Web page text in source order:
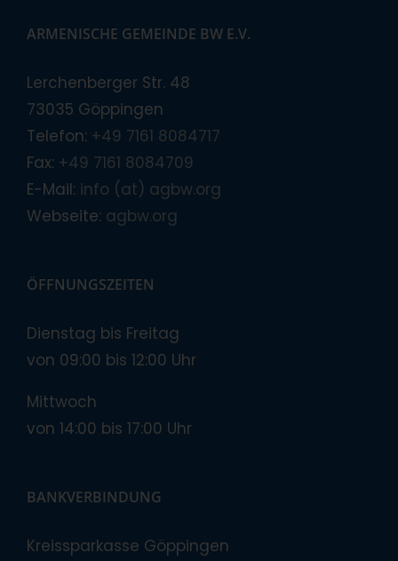
ARMENISCHE GEMEINDE BW E.V.
Lerchenberger Str. 48
73035 Göppingen
Telefon: +49 7161 8084717
Fax: +49 7161 8084709
E-Mail: info (at) agbw.org
Webseite: agbw.org
ÖFFNUNGSZEITEN
Dienstag bis Freitag
von 09:00 bis 12:00 Uhr
Mittwoch
von 14:00 bis 17:00 Uhr
BANKVERBINDUNG
Kreissparkasse Göppingen